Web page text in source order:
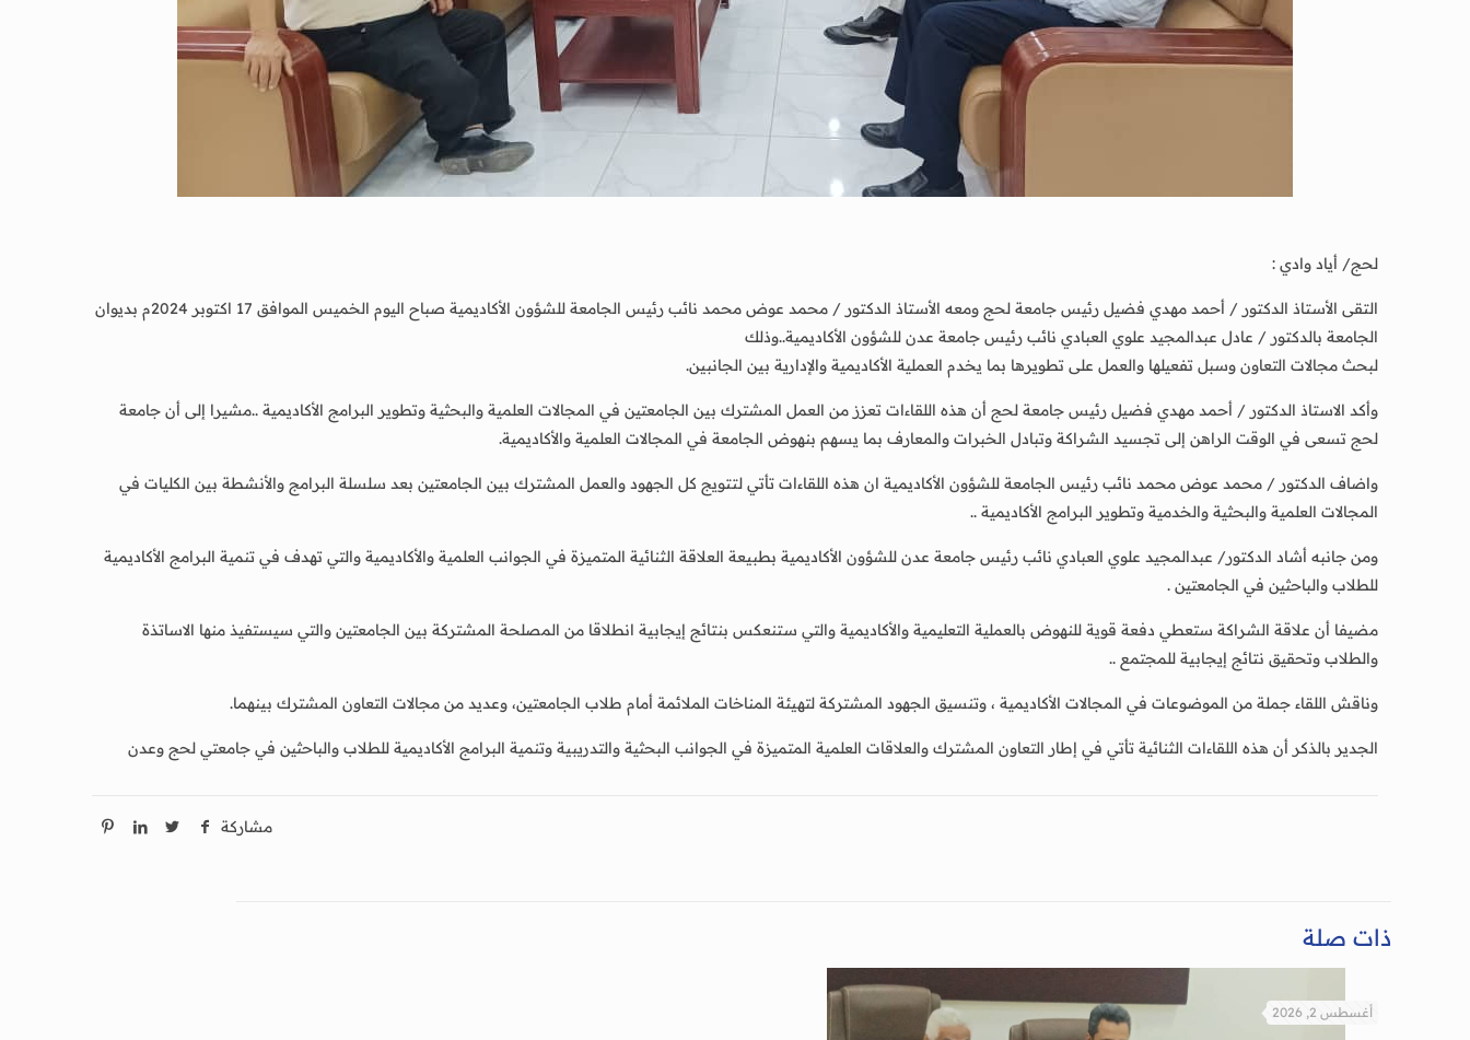
لحج/ أياد وادي :
التقى الأستاذ الدكتور / أحمد مهدي فضيل رئيس جامعة لحج ومعه الأستاذ الدكتور / محمد عوض محمد نائب رئيس الجامعة للشؤون الأكاديمية صباح اليوم الخميس الموافق 17 اكتوبر 2024م بديوان
الجامعة بالدكتور / عادل عبدالمجيد علوي العبادي نائب رئيس جامعة عدن للشؤون الأكاديمية..وذلك
لبحث مجالات التعاون وسبل تفعيلها والعمل على تطويرها بما يخدم العملية الأكاديمية والإدارية بين الجانبين.
وأكد الاستاذ الدكتور / أحمد مهدي فضيل رئيس جامعة لحج أن هذه اللقاءات تعزز من العمل المشترك بين الجامعتين في المجالات العلمية والبحثية وتطوير البرامج الأكاديمية ..مشيرا إلى أن جامعة
لحج تسعى في الوقت الراهن إلى تجسيد الشراكة وتبادل الخبرات والمعارف بما يسهم بنهوض الجامعة في المجالات العلمية والأكاديمية.
واضاف الدكتور / محمد عوض محمد نائب رئيس الجامعة للشؤون الأكاديمية ان هذه اللقاءات تأتي لتتويج كل الجهود والعمل المشترك بين الجامعتين بعد سلسلة البرامج والأنشطة بين الكليات في
المجالات العلمية والبحثية والخدمية وتطوير البرامج الأكاديمية ..
ومن جانبه أشاد الدكتور/ عبدالمجيد علوي العبادي نائب رئيس جامعة عدن للشؤون الأكاديمية بطبيعة العلاقة الثنائية المتميزة في الجوانب العلمية والأكاديمية والتي تهدف في تنمية البرامج الأكاديمية
للطلاب والباحثين في الجامعتين .
مضيفا أن علاقة الشراكة ستعطي دفعة قوية للنهوض بالعملية التعليمية والأكاديمية والتي ستنعكس بنتائج إيجابية انطلاقا من المصلحة المشتركة بين الجامعتين والتي سيستفيذ منها الاساتذة
والطلاب وتحقيق نتائج إيجابية للمجتمع ..
وناقش اللقاء جملة من الموضوعات في المجالات الأكاديمية ، وتنسيق الجهود المشتركة لتهيئة المناخات الملائمة أمام طلاب الجامعتين، وعديد من مجالات التعاون المشترك بينهما.
الجدير بالذكر أن هذه اللقاءات الثنائية تأتي في إطار التعاون المشترك والعلاقات العلمية المتميزة في الجوانب البحثية والتدريبية وتنمية البرامج الأكاديمية للطلاب والباحثين في جامعتي لحج وعدن
مشاركة
ذات صلة
أغسطس 2, 2026